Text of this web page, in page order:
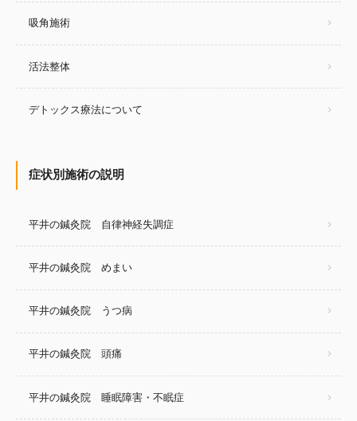
吸角施術
活法整体
デトックス療法について
症状別施術の説明
平井の鍼灸院 自律神経失調症
平井の鍼灸院 めまい
平井の鍼灸院 うつ病
平井の鍼灸院 頭痛
平井の鍼灸院 睡眠障害・不眠症